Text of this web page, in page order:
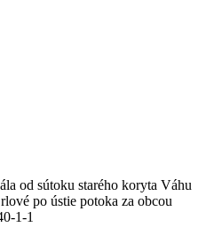
od sútoku starého koryta Váhu
po ústie potoka za obcou
1-1